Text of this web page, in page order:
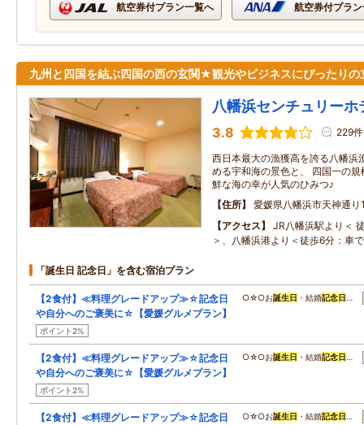
航空券付プラン一覧へ 航空券付プラ
九州と四国を結ぶ四国の西の玄関★観光やビジネスにぴったりの
八幡浜センチュリーホ
3.8 229件
西日本最大の漁獲高を誇る八幡浜
める宇和海の景色と、 四国一の
鮮な海の幸が人気のひみつ♪
住所
愛媛県八幡浜市天神通
アクセス
JR八幡浜駅より＜
＞、八幡浜港より＜徒歩6分：車
「誕生日 記念日」を含む宿泊プラン
【2食付】≪料理グレードアップ≫☆記念日
や自分へのご褒美に☆【愛媛グルメプラン】
ポイント2%
○☆○お誕生日 ・結婚記念日 …
【2食付】≪料理グレードアップ≫☆記念日
や自分へのご褒美に☆【愛媛グルメプラン】
ポイント2%
○☆○お誕生日 ・結婚記念日 …
【2食付】≪料理グレードアップ≫☆記念日
○☆○お誕生日 ・結婚記念日 …